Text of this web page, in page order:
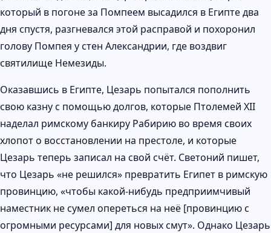
который в погоне за Помпеем высадился в Египте два
дня спустя, разгневался этой расправой и похоронил
голову Помпея у стен Александрии, где воздвиг
святилище Немезиды.
Оказавшись в Египте, Цезарь попытался пополнить
свою казну с помощью долгов, которые Птолемей XII
наделал римскому банкиру Рабирию во время своих
хлопот о восстановлении на престоле, и которые
Цезарь теперь записал на свой счёт. Светоний пишет,
что Цезарь «не решился» превратить Египет в римскую
провинцию, «чтобы какой-нибудь предприимчивый
наместник не сумел опереться на неё [провинцию с
огромными ресурсами] для новых смут». Однако Цезарь